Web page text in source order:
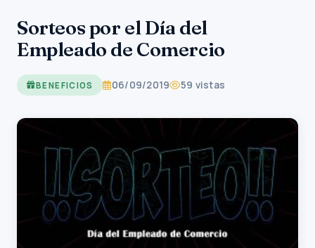
Afiliaciones
Beneficios Sociales
Información Gremial
Contacto
Sorteos por el Día del
Empleado de Comercio
BENEFICIOS 06/09/2019 59 vistas